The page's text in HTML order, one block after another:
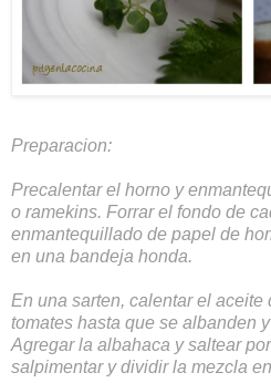
Preparacion:
Precalentar el horno y
o ramekins. Forrar el fondo de
enmantequillado de papel de
en una bandeja honda.
En una sarten, calentar el aceite
tomates hasta que se albanden
Agregar la albahaca y saltear
salpimentar y dividir la mezcla